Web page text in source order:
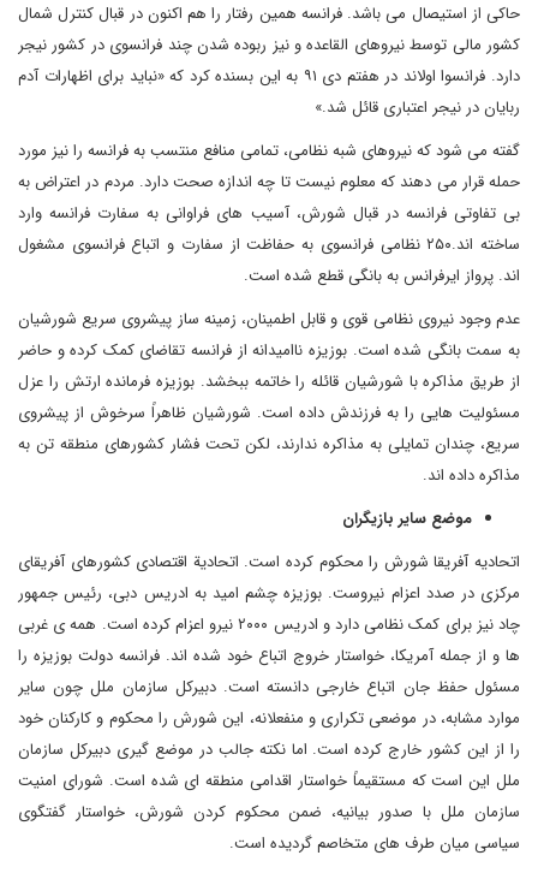
حاکی از استیصال می باشد. فرانسه همین رفتار را هم اکنون در قبال کنترل شمال
کشور مالی توسط نیروهای القاعده و نیز ربوده شدن چند فرانسوی در کشور نیجر
دارد. فرانسوا اولاند در هفتم دی ۹۱ به این بسنده کرد که «نباید برای اظهارات آدم
ربایان در نیجر اعتباری قائل شد.»
گفته می شود که نیروهای شبه نظامی، تمامی منافع منتسب به فرانسه را نیز مورد
حمله قرار می دهند که معلوم نیست تا چه اندازه صحت دارد. مردم در اعتراض به
بی تفاوتی فرانسه در قبال شورش، آسیب های فراوانی به سفارت فرانسه وارد
ساخته اند.۲۵۰ نظامی فرانسوی به حفاظت از سفارت و اتباع فرانسوی مشغول
اند. پرواز ایرفرانس به بانگی قطع شده است.
عدم وجود نیروی نظامی قوی و قابل اطمینان، زمینه ساز پیشروی سریع شورشیان
به سمت بانگی شده است. بوزیزه ناامیدانه از فرانسه تقاضای کمک کرده و حاضر
از طریق مذاکره با شورشیان قائله را خاتمه ببخشد. بوزیزه فرمانده ارتش را عزل
مسئولیت هایی را به فرزندش داده است. شورشیان ظاهراً سرخوش از پیشروی
سریع، چندان تمایلی به مذاکره ندارند، لکن تحت فشار کشورهای منطقه تن به
مذاکره داده اند.
موضع سایر بازیگران
اتحادیه آفریقا شورش را محکوم کرده است. اتحادیة اقتصادی کشورهای آفریقای
مرکزی در صدد اعزام نیروست. بوزیزه چشم امید به ادریس دبی، رئیس جمهور
چاد نیز برای کمک نظامی دارد و ادریس ۲۰۰۰ نیرو اعزام کرده است. همه ی غربی
ها و از جمله آمریکا، خواستار خروج اتباع خود شده اند. فرانسه دولت بوزیزه را
مسئول حفظ جان اتباع خارجی دانسته است. دبیرکل سازمان ملل چون سایر
موارد مشابه، در موضعی تکراری و منفعلانه، این شورش را محکوم و کارکنان خود
را از این کشور خارج کرده است. اما نکته­ جالب در موضع گیری دبیرکل سازمان
ملل این است که مستقیماً خواستار اقدامی منطقه ای شده است. شورای امنیت
سازمان ملل با صدور بیانیه، ضمن محکوم کردن شورش، خواستار گفتگوی
سیاسی میان طرف های متخاصم گردیده است.